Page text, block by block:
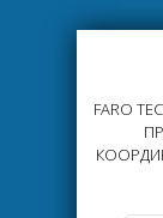
FARO